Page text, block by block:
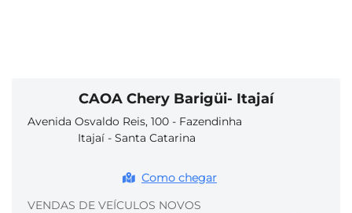
CAOA Chery Barigüi- Itajaí
Avenida Osvaldo Reis, 100 - Fazendinha
Itajaí - Santa Catarina
Como chegar
VENDAS DE VEÍCULOS NOVOS